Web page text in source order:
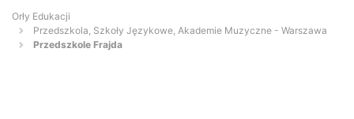
Orły Edukacji
Przedszkola, Szkoły Językowe, Akademie Muzyczne - Warszawa
Przedszkole Frajda